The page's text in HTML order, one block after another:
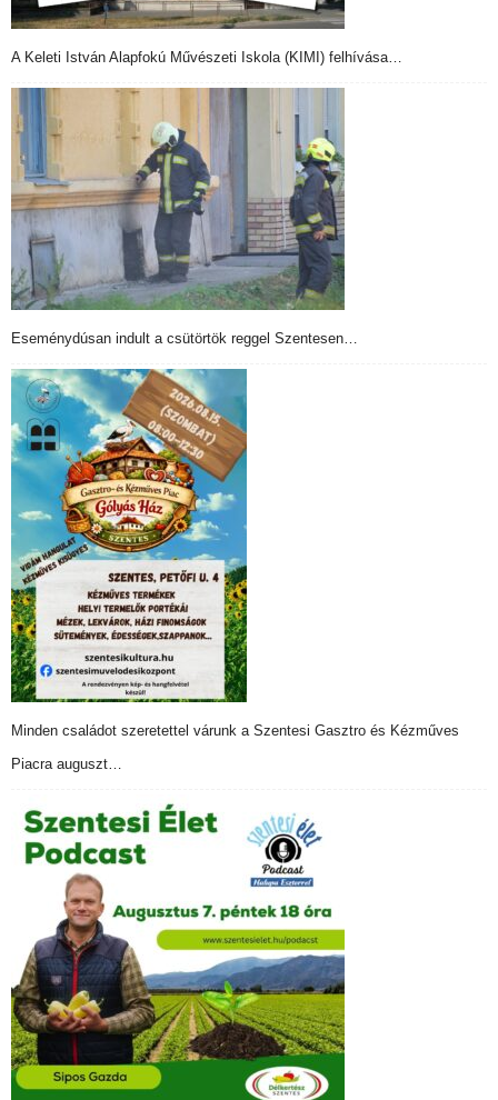
A Keleti István Alapfokú Művészeti Iskola (KIMI) felhívása…
Eseménydúsan indult a csütörtök reggel Szentesen…
Minden családot szeretettel várunk a Szentesi Gasztro és Kézműves
Piacra auguszt…